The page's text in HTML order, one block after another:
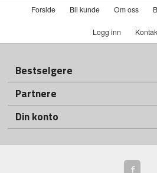
Forside Bli kunde Om oss
Logg inn
Bestselgere
Partnere
Din konto